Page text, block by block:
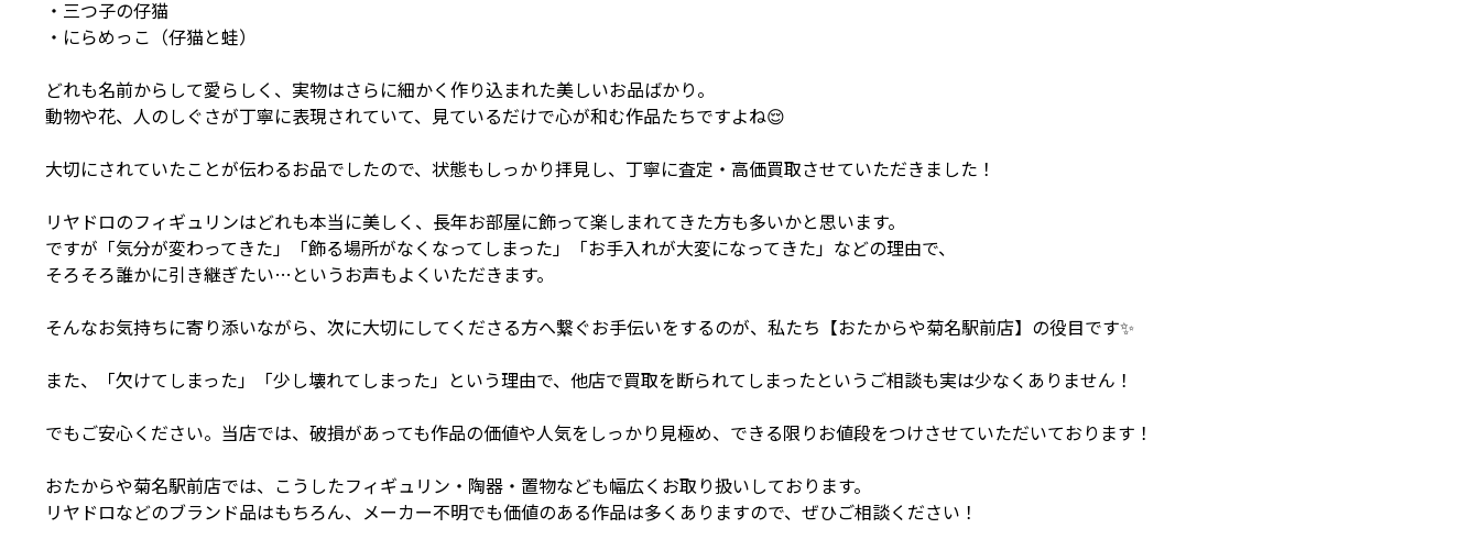
・三つ子の仔猫
・にらめっこ（仔猫と蛙）
どれも名前からして愛らしく、実物はさらに細かく作り込まれた美しいお品ばかり。
動物や花、人のしぐさが丁寧に表現されていて、見ているだけで心が和む作品たちですよね😌
大切にされていたことが伝わるお品でしたので、状態もしっかり拝見し、丁寧に査定・高価買取させていただきました！
リヤドロのフィギュリンはどれも本当に美しく、長年お部屋に飾って楽しまれてきた方も多いかと思います。
ですが「気分が変わってきた」「飾る場所がなくなってしまった」「お手入れが大変になってきた」などの理由で、
そろそろ誰かに引き継ぎたい…というお声もよくいただきます。
そんなお気持ちに寄り添いながら、次に大切にしてくださる方へ繋ぐお手伝いをするのが、私たち【おたからや菊名駅前店】の役目です✨
また、「欠けてしまった」「少し壊れてしまった」という理由で、他店で買取を断られてしまったというご相談も実は少なくありません！
でもご安心ください。当店では、破損があっても作品の価値や人気をしっかり見極め、できる限りお値段をつけさせていただいております！
おたからや菊名駅前店では、こうしたフィギュリン・陶器・置物なども幅広くお取り扱いしております。
リヤドロなどのブランド品はもちろん、メーカー不明でも価値のある作品は多くありますので、ぜひご相談ください！